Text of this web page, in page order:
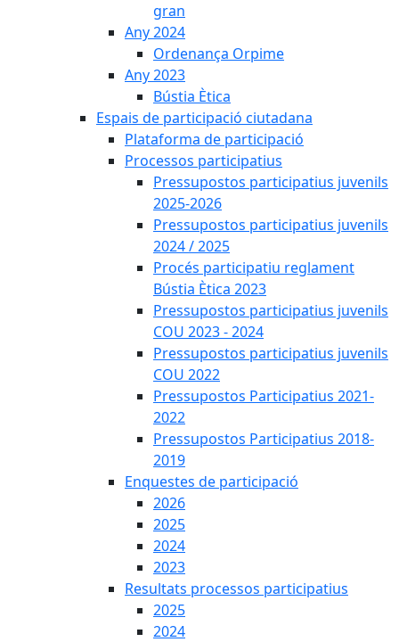
gran
Any 2024
Ordenança Orpime
Any 2023
Bústia Ètica
Espais de participació ciutadana
Plataforma de participació
Processos participatius
Pressupostos participatius juvenils
2025-2026
Pressupostos participatius juvenils
2024 / 2025
Procés participatiu reglament
Bústia Ètica 2023
Pressupostos participatius juvenils
COU 2023 - 2024
Pressupostos participatius juvenils
COU 2022
Pressupostos Participatius 2021-
2022
Pressupostos Participatius 2018-
2019
Enquestes de participació
2026
2025
2024
2023
Resultats processos participatius
2025
2024